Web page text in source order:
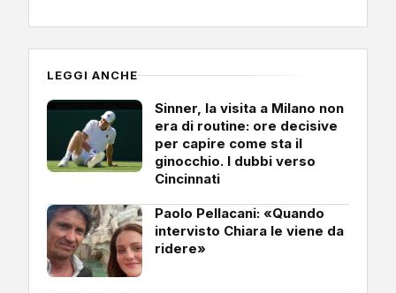
LEGGI ANCHE
Sinner, la visita a Milano non
era di routine: ore decisive
per capire come sta il
ginocchio. I dubbi verso
Cincinnati
Paolo Pellacani: «Quando
intervisto Chiara le viene da
ridere»